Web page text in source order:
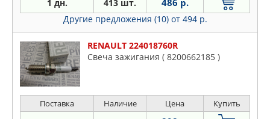
1 дн. 413 шт. 486 р.
Другие предложения (10) от 494 р.
RENAULT 224018760R
Свеча зажигания ( 8200662185 )
Поставка Наличие Цена Купить